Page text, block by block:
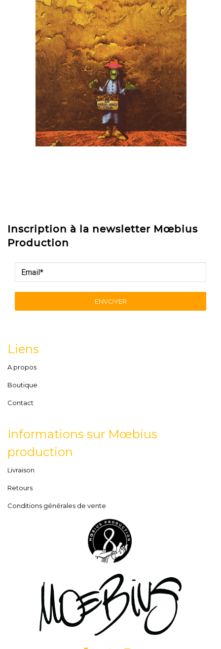
Inscription à la newsletter Mœbius
Production
ENVOYER
Liens
A propos
Boutique
Contact
Informations sur Mœbius
production
Livraison
Retours
Conditions générales de vente